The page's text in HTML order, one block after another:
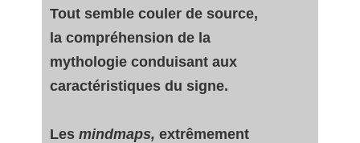
Tout semble couler de source,
la compréhension de la
mythologie conduisant aux
caractéristiques du signe.
Les mindmaps, extrêmement